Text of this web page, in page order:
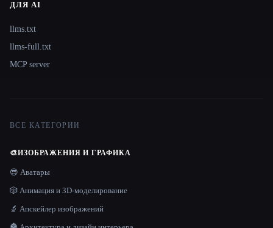
ДЛЯ AI
llms.txt
llms-full.txt
MCP server
ВСЕ КАТЕГОРИИ
🎨ИЗОБРАЖЕНИЯ И ГРАФИКА
😎 Аватары
🎲 Анимация и 3D-моделирование
🔬 Апскейлер изображений